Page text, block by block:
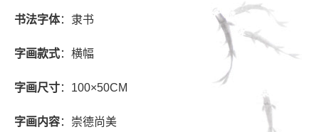
书法字体：隶书
字画款式：横幅
字画尺寸：100×50CM
字画内容：崇德尚美